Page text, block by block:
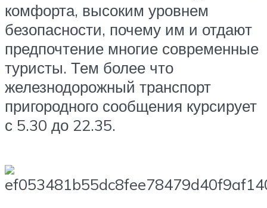
комфорта, высоким уровнем
безопасности, почему им и отдают
предпочтение многие современные
туристы. Тем более что
железнодорожный транспорт
пригородного сообщения курсирует
с 5.30 до 22.35.